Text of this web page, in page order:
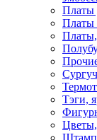
Платы
Платы
Платы,
Тэги,
Цветы,